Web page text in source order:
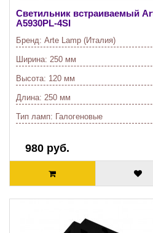
Светильник встраиваемый
A5930PL-4SI
Бренд: Arte Lamp (Италия)
Ширина: 250 мм
Высота: 120 мм
Длина: 250 мм
Тип ламп: Галогеновые
980 руб.